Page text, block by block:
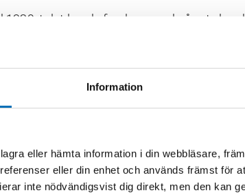
Information
eller hämta information i din webbläsare,
eller din enhet och används främst för
inte nödvändigsvist dig direkt, men den kan
1980-talet kunde forskare med något
Nordiska nämnden för alkohol- och
(NAT, tidskriften som hette
dessa institutioner och på så sätt även på
omutlige Kettil Bruun från 1986
nyfikenhet åstadkom en blandning av
rusmedelsforskningens (och
status existerar otvivelaktigt mycket tack
de forskarmiljöer där han verkade.